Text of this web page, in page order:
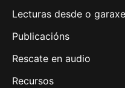
Lecturas desde o garaxe
Publicacións
Rescate en audio
Recursos